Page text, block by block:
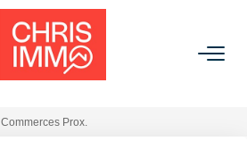
Commerces Prox.